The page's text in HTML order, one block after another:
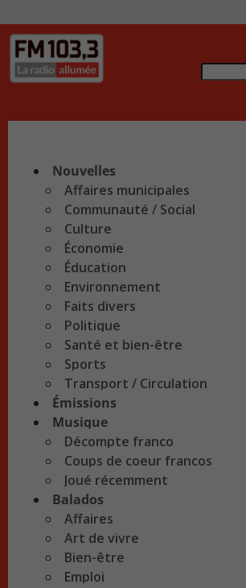
Nouvelles
Affaires municipales
Communauté / Social
Culture
Économie
Éducation
Environnement
Faits divers
Politique
Santé et bien-être
Sports
Transport / Circulation
Émissions
Musique
Décompte franco
Coups de coeur francos
Joué récemment
Balados
Affaires
Art de vivre
Bien-être
Emploi